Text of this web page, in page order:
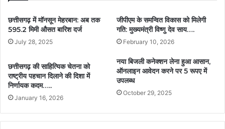
छत्तीसगढ़ में मॉनसून मेहरबान: अब तक
595.2 मिमी औसत बारिश दर्ज
July 28, 2025
जीपीएम के समन्वित विकास को मिलेगी
गति: मुख्यमंत्री विष्णु देव साय….
February 10, 2026
छत्तीसगढ़ की साहित्यिक चेतना को
राष्ट्रीय पहचान दिलाने की दिशा में
निर्णायक कदम…..
January 16, 2026
नया बिजली कनेक्‍शन लेना हुआ आसान,
ऑनलाइन आवेदन करने पर 5 रूपए में
उपलब्‍ध
October 29, 2025